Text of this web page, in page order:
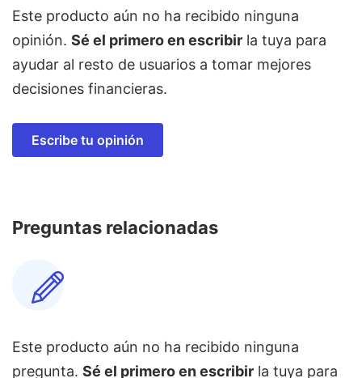
Este producto aún no ha recibido ninguna
opinión. Sé el primero en escribir la tuya para
ayudar al resto de usuarios a tomar mejores
decisiones financieras.
Escribe tu opinión
Preguntas relacionadas
Este producto aún no ha recibido ninguna
pregunta. Sé el primero en escribir la tuya para